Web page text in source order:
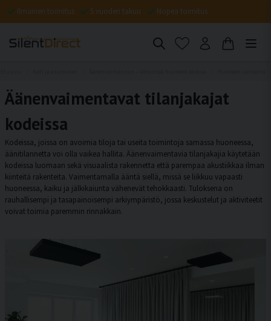
Ilmainen toimitus 5 vuoden takuu Nopea toimitus
Äänenvaimentavat tilanjakajat
kodeissa
Kodeissa, joissa on avoimia tiloja tai useita toimintoja samassa huoneessa,
äänitilannetta voi olla vaikea hallita. Äänenvaimentavia tilanjakajia käytetään
kodeissa luomaan sekä visuaalista rakennetta että parempaa akustiikkaa ilman
kiinteitä rakenteita. Vaimentamalla ääntä siellä, missä se liikkuu vapaasti
huoneessa, kaiku ja jälkikaiunta vähenevät tehokkaasti. Tuloksena on
rauhallisempi ja tasapainoisempi arkiympäristö, jossa keskustelut ja aktiviteetit
voivat toimia paremmin rinnakkain.